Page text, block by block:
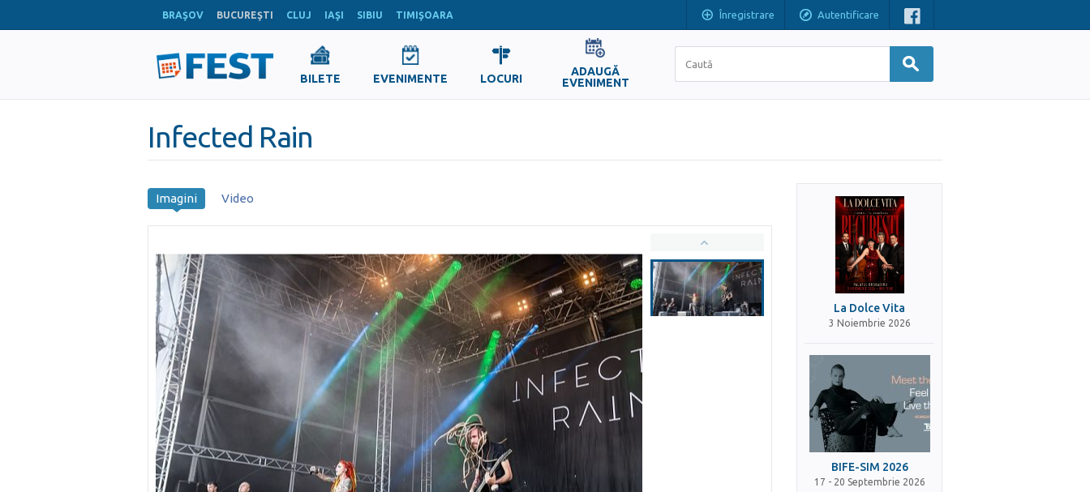
BRAŞOV BUCUREŞTI CLUJ IAŞI SIBIU TIMIŞOARA Înregistrare Autentificare
BILETE EVENIMENTE LOCURI
ADAUGĂ
EVENIMENT
Infected Rain
Imagini Video
La Dolce Vita
3 Noiembrie 2026
BIFE-SIM 2026
17 - 20 Septembrie 2026